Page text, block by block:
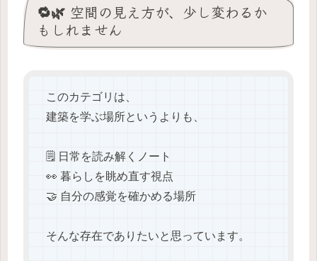
🔁🌿 空間の見え方が、少し変わるか
もしれません
このカテゴリは、
建築を学ぶ場所というよりも、
🗒️ 日常を読み解くノート
👀 暮らしを眺め直す視点
🤝 自分の感覚を確かめる場所
そんな存在でありたいと思っています。